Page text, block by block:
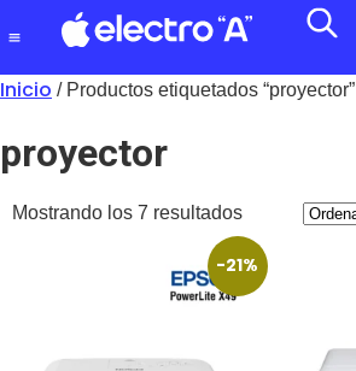
Inicio / Productos etiquetados “proyector”
proyector
Mostrando los 7 resultados
-21%